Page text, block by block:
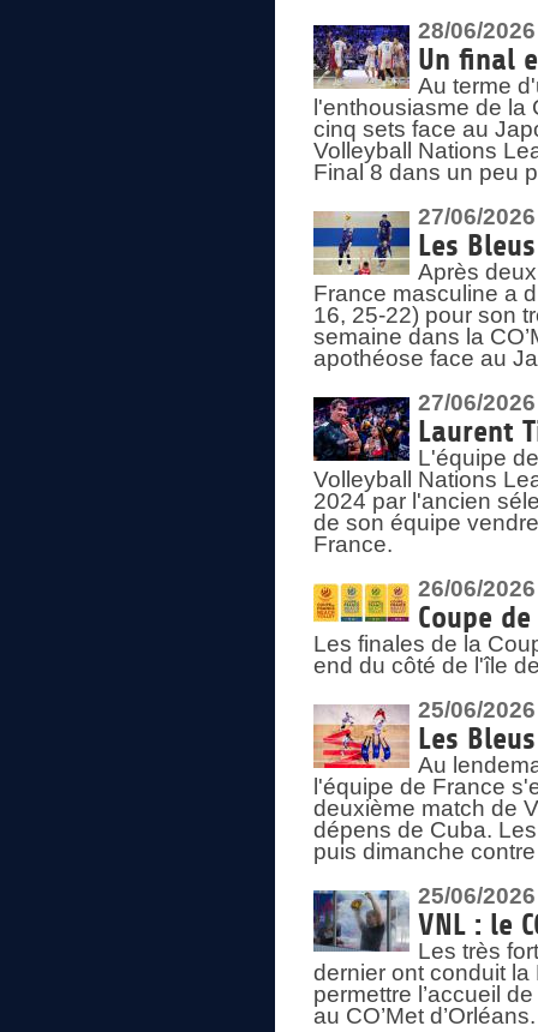
28/06/2026
Un final
Au terme
l'enthousiasme de
cinq sets face au
Volleyball Nations
Final 8 dans un peu
27/06/2026
Les
Après
France masculine a
16, 25-22) pour son
semaine dans la
apothéose face au
27/06/2026
Laurent
L'équipe
Volleyball Nations
2024 par l'ancien
de son équipe
France.
26/06/2026
Coupe
Les finales de la
end du côté de l'île
25/06/2026
Les
Au
l'équipe de France
deuxième match de
dépens de Cuba.
puis dimanche
25/06/2026
VNL : le
Les très
dernier ont conduit
permettre l’accueil
au CO’Met d’Orléans.